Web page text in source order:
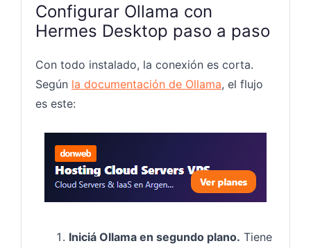
Configurar Ollama con
Hermes Desktop paso a paso
Con todo instalado, la conexión es corta.
Según la documentación de Ollama, el flujo
es este:
Iniciá Ollama en segundo plano. Tiene